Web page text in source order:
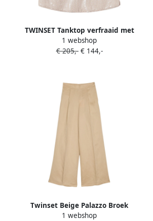
TWINSET Tanktop verfraaid met
pailletten Beige
1 webshop
€ 205,-€ 144,-
Twinset Beige Palazzo Broek
Elastische Taille Wolmix Beige
1 webshop